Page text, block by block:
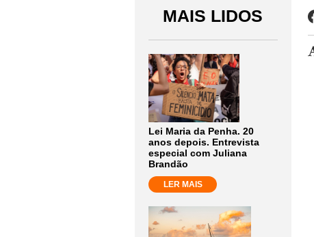
MAIS LIDOS
Lei Maria da Penha. 20
anos depois. Entrevista
especial com Juliana
Brandão
LER MAIS